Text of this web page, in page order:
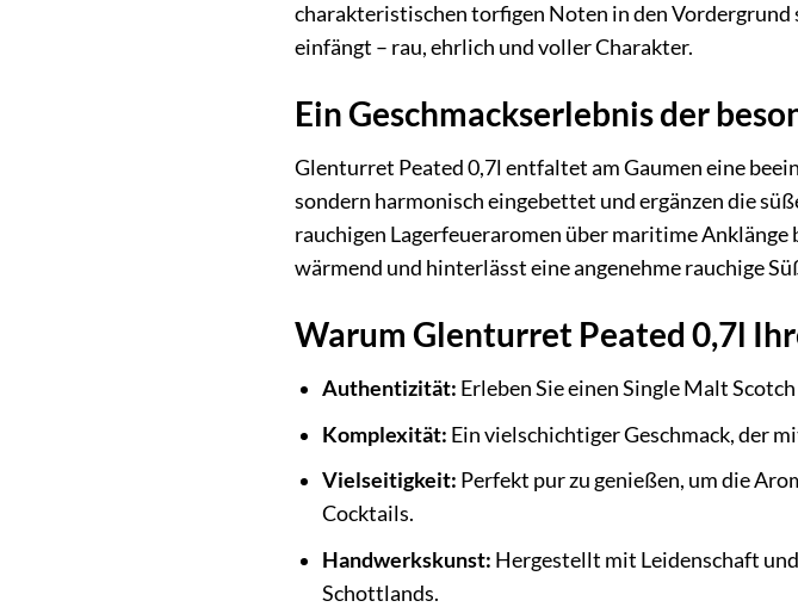
charakteristischen torfigen Noten in den Vordergrund
einfängt – rau, ehrlich und voller Charakter.
Ein Geschmackserlebnis der
Glenturret Peated 0,7l entfaltet am Gaumen eine
sondern harmonisch eingebettet und ergänzen die
rauchigen Lagerfeueraromen über maritime
wärmend und hinterlässt eine angenehme rauchige
Warum Glenturret Peated 0,7l
Authentizität: Erleben Sie einen Single Malt
Komplexität: Ein vielschichtiger Geschmack, der
Vielseitigkeit: Perfekt pur zu genießen, um die
Cocktails.
Handwerkskunst: Hergestellt mit Leidenschaft
Schottlands.